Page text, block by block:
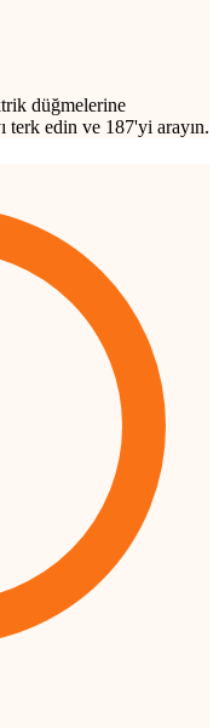
düğmelerine
terk edin ve 187'yi arayın.